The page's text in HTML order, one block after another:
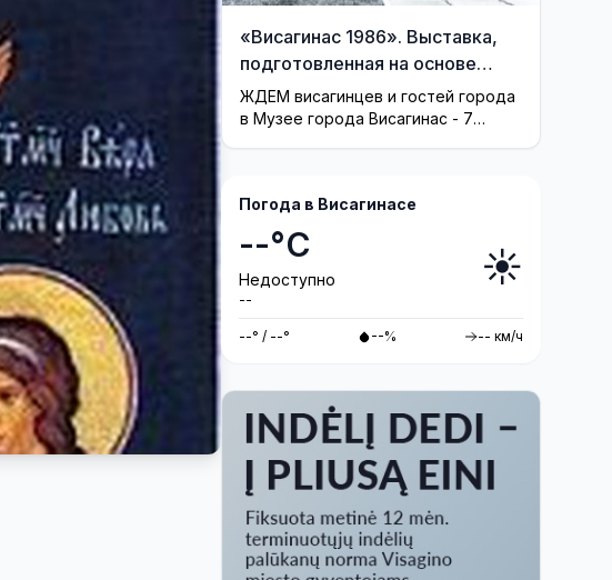
«Висагинас 1986». Выставка,
подготовленная на основе
фондов музея, возвращает
посетителей на 40 лет назад
ЖДЕМ висагинцев и гостей города
в Музее города Висагинас - 7
Погода в Висагинасе
--°C
Недоступно
--
☀️
--° / --° --% -- км/ч